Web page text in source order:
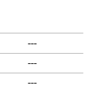
---
---
---